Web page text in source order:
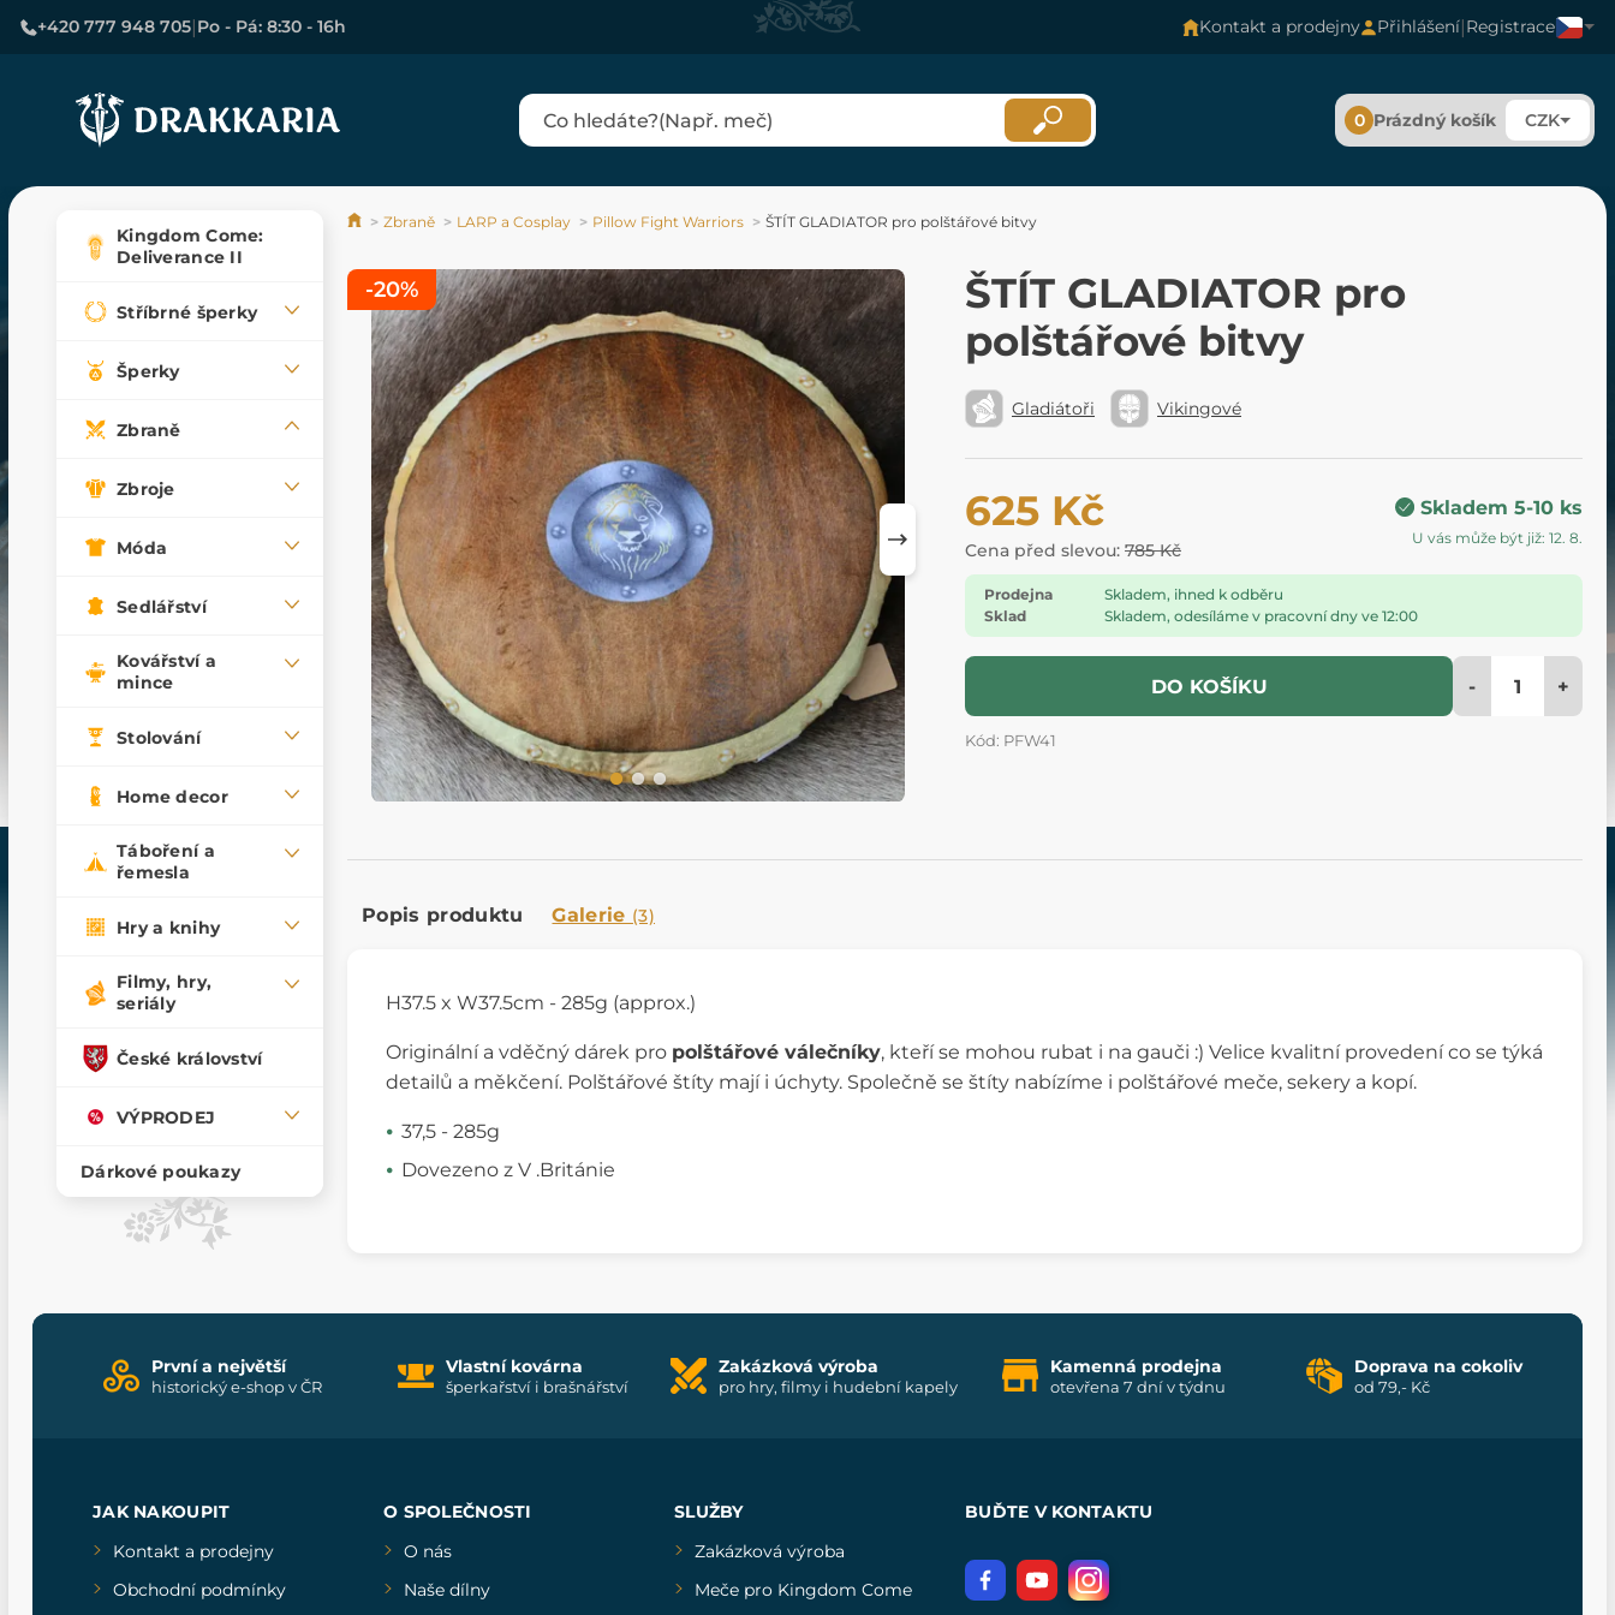
+420 777 948 705|Po - Pá: 8:30 - 16h Kontakt a prodejny Přihlášení|Registrace
0 Prázdný košík CZK
Kingdom Come:
Deliverance II
Stříbrné šperky
Šperky
Zbraně
Zbroje
Móda
Sedlářství
Kovářství a
mince
Stolování
Home decor
Táboření a
řemesla
Hry a knihy
Filmy, hry,
seriály
České království
VÝPRODEJ
Dárkové poukazy
Zbraně LARP a Cosplay Pillow Fight Warriors ŠTÍT GLADIATOR pro polštářové bitvy
ŠTÍT GLADIATOR pro
polštářové bitvy
Gladiátoři Vikingové
625 Kč
Cena před slevou: 785 Kč
Skladem 5-10 ks
U vás může být již: 12. 8.
Prodejna
Skladem, ihned k odběru
Sklad
Skladem, odesíláme v pracovní dny ve 12:00
DO KOŠÍKU - +
Kód: PFW41
-20%
Popis produktu Galerie (3)
H37.5 x W37.5cm - 285g (approx.)
Originální a vděčný dárek pro polštářové válečníky, kteří se mohou rubat i na gauči :) Velice kvalitní provedení co se týká
detailů a měkčení. Polštářové štíty mají i úchyty. Společně se štíty nabízíme i polštářové meče, sekery a kopí.
37,5 - 285g
Dovezeno z V .Británie
První a největší
historický e-shop v ČR
Vlastní kovárna
šperkařství i brašnářství
Zakázková výroba
pro hry, filmy i hudební kapely
Kamenná prodejna
otevřena 7 dní v týdnu
Doprava na cokoliv
od 79,- Kč
JAK NAKOUPIT
Kontakt a prodejny
Obchodní podmínky
O SPOLEČNOSTI
O nás
Naše dílny
SLUŽBY
Zakázková výroba
Meče pro Kingdom Come
BUĎTE V KONTAKTU